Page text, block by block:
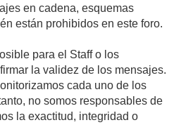
en cadena, esquemas
están prohibidos en este foro.
para el Staff o los
la validez de los mensajes.
cada uno de los
no somos responsables de
la exactitud, integridad o